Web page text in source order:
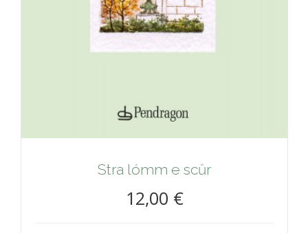
Stra lómm e scȗr
12,00 €